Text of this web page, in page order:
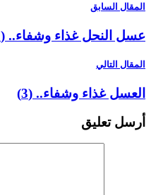
المقال السابق
عسل النحل غذاء وشفاء.. (1)
المقال التالي
العسل غذاء وشفاء.. (3)
أرسل تعليق